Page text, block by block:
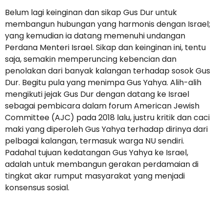
Belum lagi keinginan dan sikap Gus Dur untuk
membangun hubungan yang harmonis dengan Israel;
yang kemudian ia datang memenuhi undangan
Perdana Menteri Israel. Sikap dan keinginan ini, tentu
saja, semakin memperuncing kebencian dan
penolakan dari banyak kalangan terhadap sosok Gus
Dur. Begitu pula yang menimpa Gus Yahya. Alih-alih
mengikuti jejak Gus Dur dengan datang ke Israel
sebagai pembicara dalam forum American Jewish
Committee (AJC) pada 2018 lalu, justru kritik dan caci
maki yang diperoleh Gus Yahya terhadap dirinya dari
pelbagai kalangan, termasuk warga NU sendiri.
Padahal tujuan kedatangan Gus Yahya ke Israel,
adalah untuk membangun gerakan perdamaian di
tingkat akar rumput masyarakat yang menjadi
konsensus sosial.